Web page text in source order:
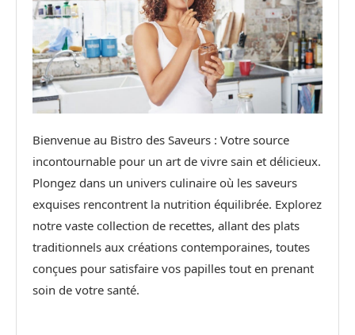
Bienvenue au Bistro des Saveurs : Votre source
incontournable pour un art de vivre sain et délicieux.
Plongez dans un univers culinaire où les saveurs
exquises rencontrent la nutrition équilibrée. Explorez
notre vaste collection de recettes, allant des plats
traditionnels aux créations contemporaines, toutes
conçues pour satisfaire vos papilles tout en prenant
soin de votre santé.